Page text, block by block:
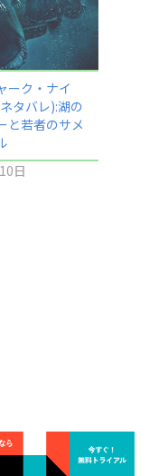
ーク・ナイ
タバレ):湖の
と若者のサメ
日